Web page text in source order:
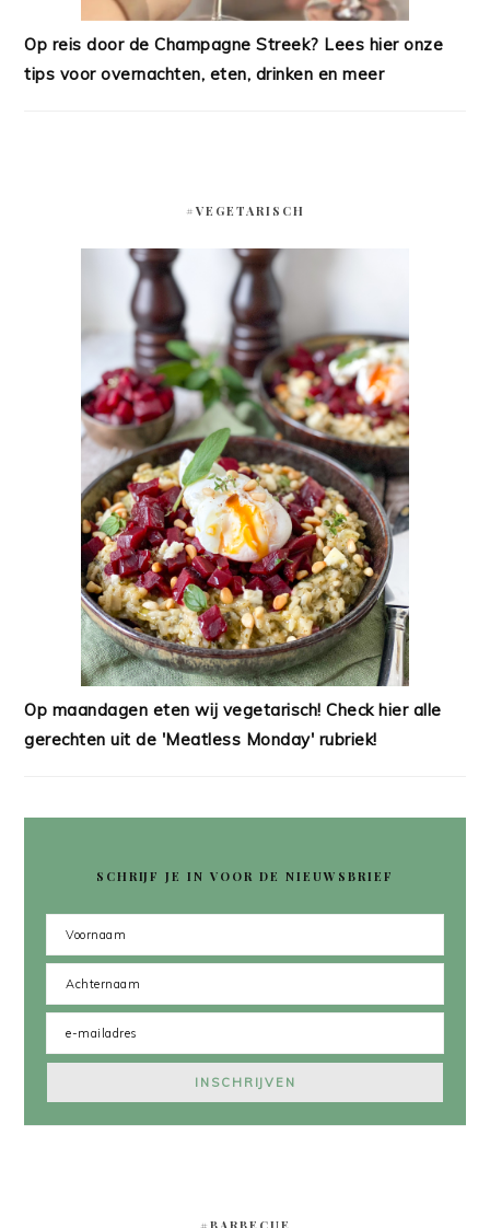
Op reis door de Champagne Streek? Lees hier onze
tips voor overnachten, eten, drinken en meer
#VEGETARISCH
Op maandagen eten wij vegetarisch! Check hier alle
gerechten uit de 'Meatless Monday' rubriek!
SCHRIJF JE IN VOOR DE NIEUWSBRIEF